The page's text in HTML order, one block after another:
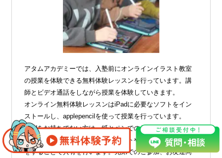
アタムアカデミーでは、入塾前にオンラインイラスト教室
の授業を体験できる無料体験レッスンを行っています。講
師とビデオ通話をしながら授業を体験していきます。
オンライン無料体験レッスンはiPadに必要なソフトをイン
ストールし、applepencilを使って授業を行っています。
iPadをお持ちでない方は、紙とペンでの体験もできます。
課題や制作した作品は講師とチャットやメールでやりとり
をすることで共有を行います。兄弟でのご参加、お友達同